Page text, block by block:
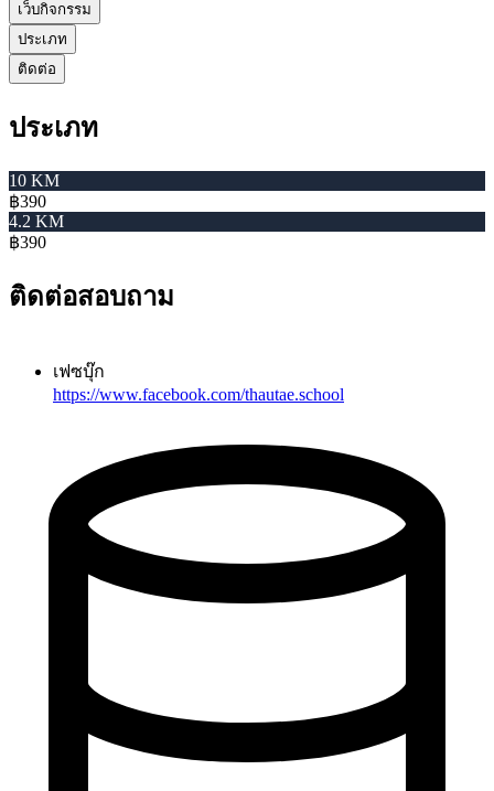
เว็บกิจกรรม
ประเภท
ติดต่อ
ประเภท
10 KM
฿390
4.2 KM
฿390
ติดต่อสอบถาม
เฟซบุ๊ก
https://www.facebook.com/thautae.school